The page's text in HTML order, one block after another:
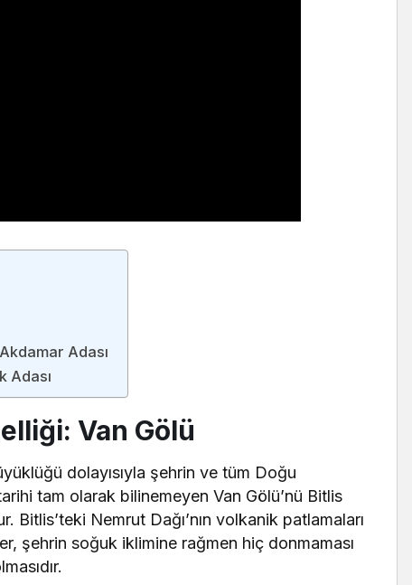
Adası
Adası
Van Gölü
dolayısıyla şehrin ve tüm Doğu
tam olarak bilinemeyen Van Gölü’nü Bitlis
Bitlis’teki Nemrut Dağı’nın volkanik patlamaları
şehrin soğuk iklimine rağmen hiç donmaması